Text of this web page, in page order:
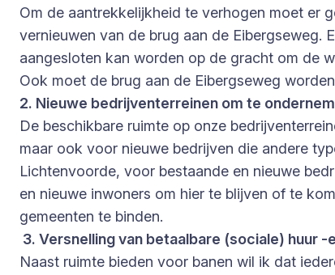
Om de aantrekkelijkheid te verhogen moet er
vernieuwen van de brug aan de Eibergseweg.
aangesloten kan worden op de gracht om de
Ook moet de brug aan de Eibergseweg
2. Nieuwe bedrijventerreinen om te
De beschikbare ruimte op onze
maar ook voor nieuwe bedrijven die andere
Lichtenvoorde, voor bestaande en nieuwe
en nieuwe inwoners om hier te blijven of te
gemeenten te binden.
3. Versnelling van betaalbare (sociale) huur
Naast ruimte bieden voor banen wil ik dat